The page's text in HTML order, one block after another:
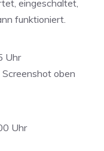
eingeschaltet,
funktioniert.
Uhr
oben
Uhr